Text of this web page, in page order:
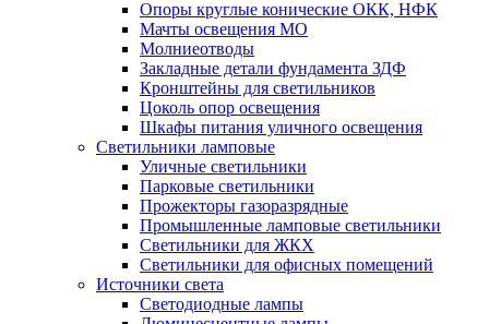
Опоры круглые конические ОКК, НФК
Мачты освещения МО
Молниеотводы
Закладные детали фундамента ЗДФ
Кронштейны для светильников
Цоколь опор освещения
Шкафы питания уличного освещения
Светильники ламповые
Уличные светильники
Парковые светильники
Прожекторы газоразрядные
Промышленные ламповые светильники
Светильники для ЖКХ
Светильники для офисных помещений
Источники света
Светодиодные лампы